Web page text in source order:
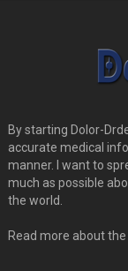
By starting Dolor-
accurate medical
manner. I want to
much as possible
the world.
Read more about the